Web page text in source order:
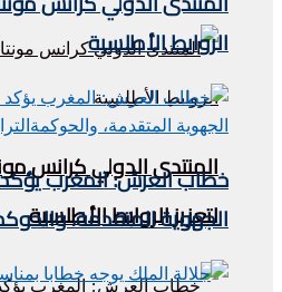
المنتدى الدولي كرانس
لتعزيز الروابط الأطلسية
الروابط الأطلسية
خطاب العرش: المغرب يؤكد
الجهوية المتقدمة،